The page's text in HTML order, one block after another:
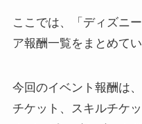
ここでは、「ディズニ
ア報酬一覧をまとめてい
今回のイベント報酬は
チケット、スキルチケ